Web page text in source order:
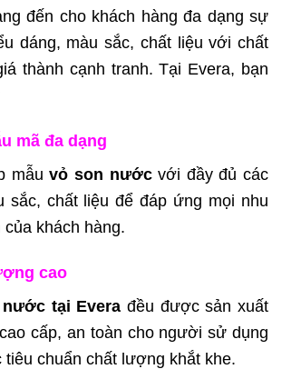
đến cho khách hàng đa dạng sự
dáng, màu sắc, chất liệu với chất
thành cạnh tranh. Tại Evera, bạn
mã đa dạng
mẫu vỏ son nướcvới đầy đủ các
sắc, chất liệu để đáp ứng mọi nhu
khách hàng.
cao
tại Evera đều được sản xuất
cấp, an toàn cho người sử dụng
tiêu chuẩn chất lượng khắt khe.